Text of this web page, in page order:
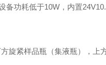
备功耗低于10W，内置
旋紧样品瓶（集液瓶），上